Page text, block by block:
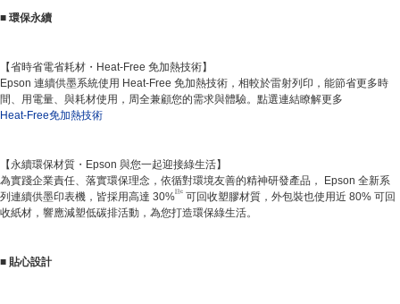
■ 環保永續
【省時省電省耗材・Heat-Free 免加熱技術】
Epson 連續供墨系統使用 Heat-Free 免加熱技術，相較於雷射列印，能節省更多時
間、用電量、與耗材使用，周全兼顧您的需求與體驗。點選連結瞭解更多
Heat-Free免加熱技術
【永續環保材質・Epson 與您一起迎接綠生活】
為實踐企業責任、落實環保理念，依循對環境友善的精神研發產品， Epson 全新系
列連續供墨印表機，皆採用高達 30%註c 可回收塑膠材質，外包裝也使用近 80% 可回
收紙材，響應減塑低碳排活動，為您打造環保綠生活。
■ 貼心設計